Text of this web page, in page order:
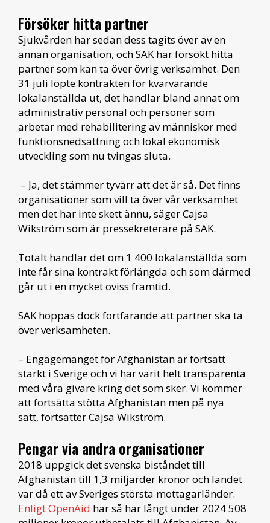
Försöker hitta partner
Sjukvården har sedan dess tagits över av en
annan organisation, ochSAK har försökt hitta
partner som kan ta över övrig verksamhet. Den
31 juli löpte kontrakten för kvarvarande
lokalanställda ut, det handlar bland annat om
administrativ personal och personer som
arbetar med rehabilitering av människor med
funktionsnedsättning och lokal ekonomisk
utveckling som nu tvingas sluta.
– Ja, det stämmer tyvärr att det är så. Det finns
organisationer som vill ta över vår verksamhet
men det har inte skett ännu, säger Cajsa
Wikström som är pressekreterare på SAK.
Totalt handlar det om 1 400 lokalanställda som
inte får sina kontrakt förlängda och som därmed
går ut i en mycket oviss framtid.
SAK hoppas dock fortfarande att partner ska ta
över verksamheten.
– Engagemanget för Afghanistan är fortsatt
starkt i Sverige och vi har varit helt transparenta
med våra givare kring det som sker. Vi kommer
att fortsätta stötta Afghanistan men på nya
sätt, fortsätter Cajsa Wikström.
Pengar via andra organisationer
2018 uppgick det svenska biståndet till
Afghanistan till 1,3 miljarder kronor och landet
var då ett av Sveriges största mottagarländer.
Enligt OpenAid har så här långt under 2024 508